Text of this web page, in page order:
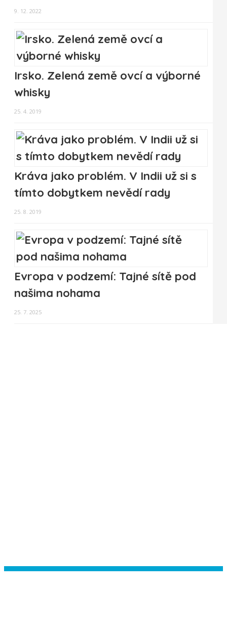
9. 12. 2022
Irsko. Zelená země ovcí a výborné
whisky
25. 4. 2019
Kráva jako problém. V Indii už si s
tímto dobytkem nevědí rady
25. 8. 2019
Evropa v podzemí: Tajné sítě pod
našima nohama
25. 7. 2025